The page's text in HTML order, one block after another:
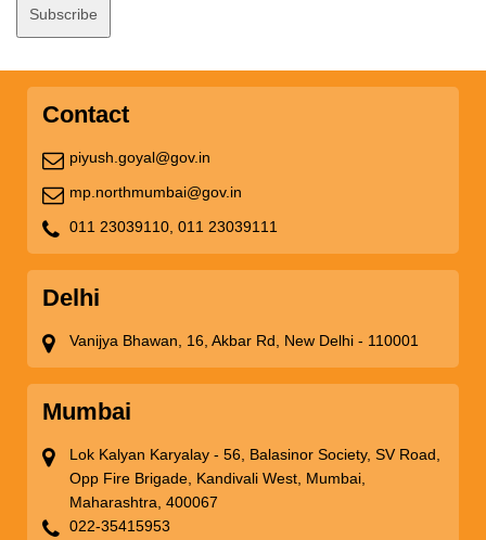
Contact
piyush.goyal@gov.in
mp.northmumbai@gov.in
011 23039110, 011 23039111
Delhi
Vanijya Bhawan, 16, Akbar Rd, New Delhi - 110001
Mumbai
Lok Kalyan Karyalay - 56, Balasinor Society, SV Road,
Opp Fire Brigade, Kandivali West, Mumbai,
Maharashtra, 400067
022-35415953